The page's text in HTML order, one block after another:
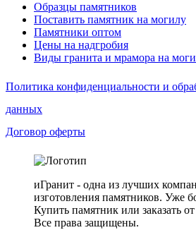
Образцы памятников
Поставить памятник на могилу
Памятники оптом
Цены на надгробия
Виды гранита и мрамора на
Политика конфиденциальности и
данных
Договор оферты
иГранит - одна из лучших
изготовления памятников. Уже
Купить памятник или заказать
Все права защищены.